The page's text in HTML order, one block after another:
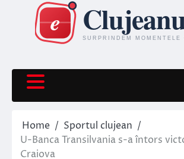
content
Home
Sportul clujean
U-Banca Transilvania s-a întors
Craiova